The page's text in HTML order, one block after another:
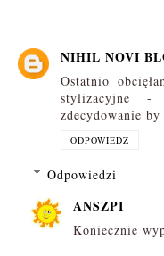
NIHIL NOVI
Ostatnio
stylizacyjne -
zdecydowanie
ODPOWIEDZ
Odpowiedzi
ANSZPI
Koniecznie